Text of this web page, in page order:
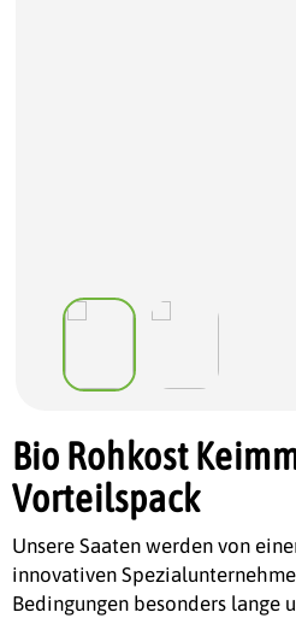
Bio Rohkost
Vorteilspack
Unsere Saaten werden von
innovativen
Bedingungen besonders lange